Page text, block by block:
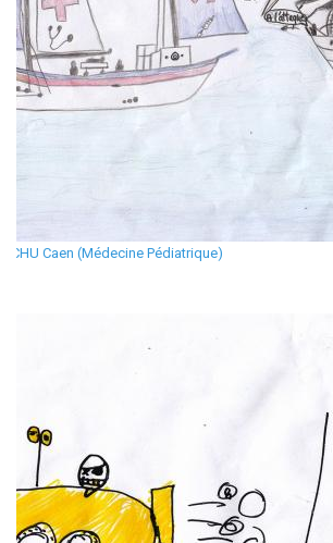
CHU Caen (Médecine Pédiatrique)